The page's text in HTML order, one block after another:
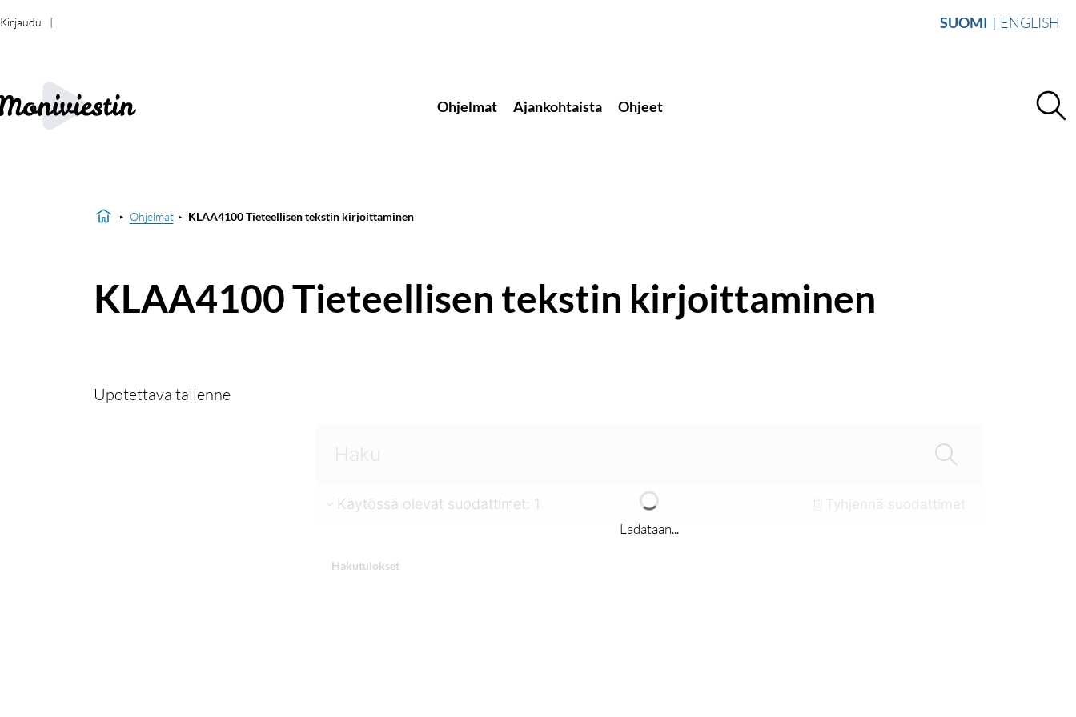
SUOMI ENGLISH
Kirjaudu
Ohjelmat Ajankohtaista Ohjeet
Ohjelmat KLAA4100 Tieteellisen tekstin kirjoittaminen
KLAA4100 Tieteellisen tekstin kirjoittaminen
Upotettava tallenne
Käytössä olevat suodattimet: 1
Hakutulokset
Ladataan...